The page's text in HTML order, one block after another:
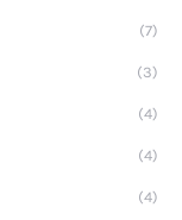
(7)
(3)
(4)
(4)
(4)